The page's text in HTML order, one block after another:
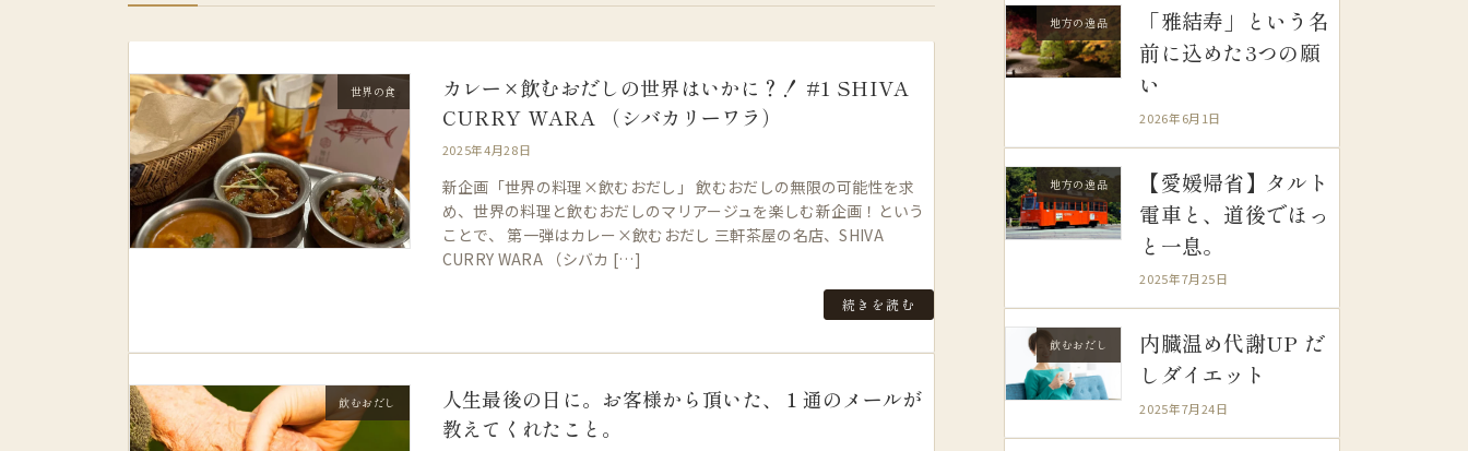
世界の食
カレー×飲むおだしの世界はいかに？！ #1 SHIVA
CURRY WARA （シバカリーワラ）
2025年4月28日
新企画「世界の料理×飲むおだし」 飲むおだしの無限の可能性を求
め、世界の料理と飲むおだしのマリアージュを楽しむ新企画！という
ことで、 第一弾はカレー×飲むおだし 三軒茶屋の名店、SHIVA
CURRY WARA （シバカ […]
続きを読む
飲むおだし
人生最後の日に。お客様から頂いた、１通のメールが
教えてくれたこと。
地方の逸品
「雅結寿」という名
前に込めた3つの願
い
2026年6月1日
地方の逸品
【愛媛帰省】タルト
電車と、道後でほっ
と一息。
2025年7月25日
飲むおだし
内臓温め代謝UP だ
しダイエット
2025年7月24日